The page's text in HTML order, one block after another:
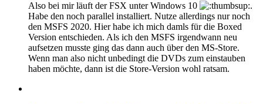
Also bei mir läuft der FSX unter Windows 10
.
Habe den noch parallel installiert. Nutze allerdings nur noch
den MSFS 2020. Hier habe ich mich damls für die Boxed
Version entschieden. Als ich den MSFS irgendwann neu
aufsetzen musste ging das dann auch über den MS-Store.
Wenn man also nicht unbedingt die DVDs zum einstauben
haben möchte, dann ist die Store-Version wohl ratsam.